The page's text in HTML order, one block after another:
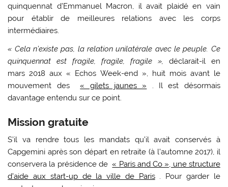
quinquennat d’Emmanuel Macron, il avait plaidé en vain
pour établir de meilleures relations avec les corps
intermédiaires.
« Cela n’existe pas, la relation unilatérale avec le peuple. Ce
quinquennat est fragile, fragile, fragile », déclarait-il en
mars 2018 aux « Echos Week-end », huit mois avant le
mouvement des« gilets jaunes » . Il est désormais
davantage entendu sur ce point.
Mission gratuite
S’il va rendre tous les mandats qu’il avait conservés à
Capgemini après son départ en retraite (à l’automne 2017), il
conservera la présidence de« Paris and Co », une structure
d’aide aux start-up de la ville de Paris. Pour garder le